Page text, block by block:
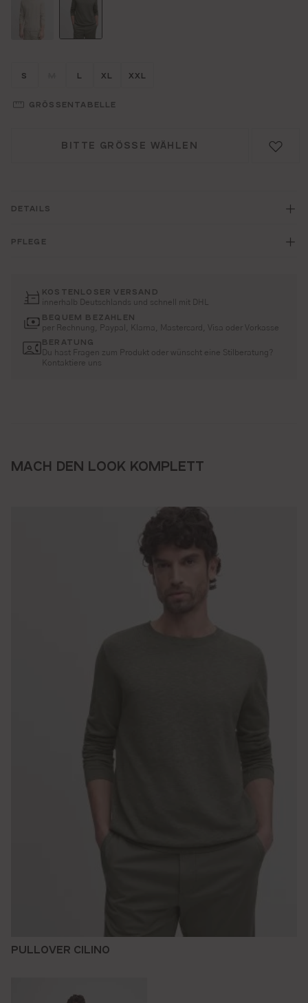
Größe wählen
S Größe wählen
Größe wählen
L Größe wählen
XL Größe wählen
XXL
GRÖSSENTABELLE
BITTE GRÖSSE WÄHLEN
DETAILS
PFLEGE
KOSTENLOSER VERSAND
innerhalb Deutschlands und schnell mit DHL
BEQUEM BEZAHLEN
per Rechnung, Paypal, Klarna, Mastercard, Visa oder Vorkasse
BERATUNG
Du hast Fragen zum Produkt oder wünscht eine Stilberatung?
Kontaktiere uns
MACH DEN LOOK KOMPLETT
PULLOVER CILINO